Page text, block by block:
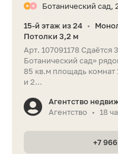
Ботанический сад,
15-й этаж из 24 •
Потолки 3,2 м
Арт. 107091178 Сдаётся
Ботанический сад»
85 кв.м площадь комнат
и 2...
Агентство
Агентство
• 18
+7 966